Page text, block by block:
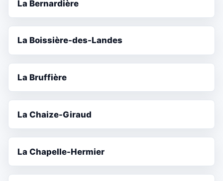
La Bernardière
La Boissière-des-Landes
La Bruffière
La Chaize-Giraud
La Chapelle-Hermier